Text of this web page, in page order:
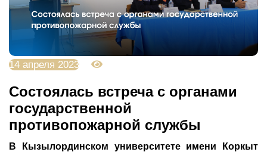
14 апреля 2023
Состоялась встреча с органами
государственной
противопожарной службы
В Кызылординском университете имени Коркыт